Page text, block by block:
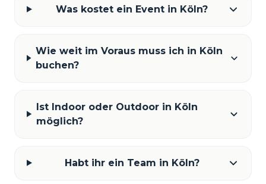
Was kostet ein Event in Köln?
Wie weit im Voraus muss ich in Köln
buchen?
Ist Indoor oder Outdoor in Köln
möglich?
Habt ihr ein Team in Köln?